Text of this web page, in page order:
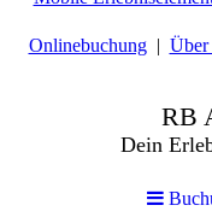
Onlinebuchung Über
RB
Dein